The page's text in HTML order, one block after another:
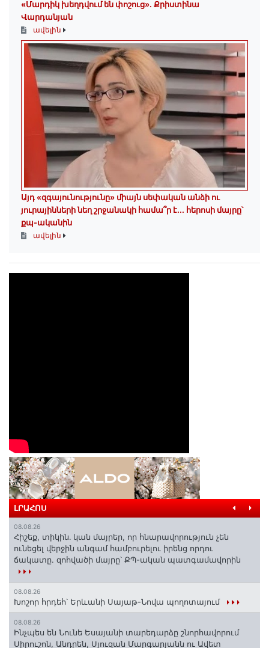
«Մարդիկ խեղդվում են փոշուց»․ Քրիստինա
Վարդանյան
ավելին
Այդ «զգայունությունը» միայն սեփական անձի ու
յուրայինների նեղ շրջանակի համա՞ր է․․․ հերոսի մայրը՝
քպ-ականին
ավելին
ԼՐԱՀՈՍ
08.08.26
Հիշեք, տիկին․ կան մայրեր, որ հնարավորություն չեն
ունեցել վերջին անգամ համբուրելու իրենց որդու
ճակատը. զոհվածի մայրը՝ ՔՊ-ական պատգամավորին
08.08.26
Խոշոր հրդեհ՝ Երևանի Սայաթ-Նովա պողոտայում
08.08.26
Ինչպես են Նունե Եսայանի տարեդարձը շնորհավորում
Սիրուշոն, Անդրեն, Սյուզան Մարգարյանն ու Ավետ